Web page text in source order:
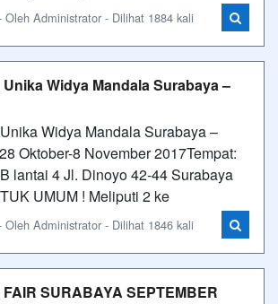
Oleh Administrator - Dilihat 1884 kali
Widya Mandala Surabaya –
Widya Mandala Surabaya –
Oktober-8 November 2017Tempat:
lantai 4 Jl. Dinoyo 42-44 Surabaya
UMUM ! Meliputi 2 ke
Oleh Administrator - Dilihat 1846 kali
SURABAYA SEPTEMBER